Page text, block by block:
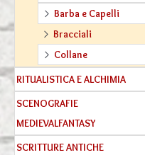
Barba e Capelli
Bracciali
Collane
RITUALISTICA E ALCHIMIA
SCENOGRAFIE
MEDIEVALFANTASY
SCRITTURE ANTICHE